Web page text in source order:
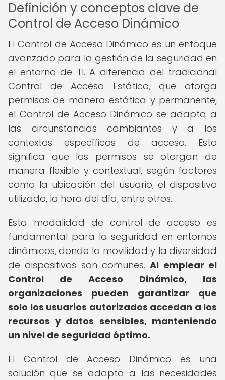
Definición y conceptos clave de
Control de Acceso Dinámico
El Control de Acceso Dinámico es un enfoque
avanzado para la gestión de la seguridad en
el entorno de TI. A diferencia del tradicional
Control de Acceso Estático, que otorga
permisos de manera estática y permanente,
el Control de Acceso Dinámico se adapta a
las circunstancias cambiantes y a los
contextos específicos de acceso. Esto
significa que los permisos se otorgan de
manera flexible y contextual, según factores
como la ubicación del usuario, el dispositivo
utilizado, la hora del día, entre otros.
Esta modalidad de control de acceso es
fundamental para la seguridad en entornos
dinámicos, donde la movilidad y la diversidad
de dispositivos son comunes.Al emplear el
Control de Acceso Dinámico, las
organizaciones pueden garantizar que
solo los usuarios autorizados accedan a los
recursos y datos sensibles, manteniendo
un nivel de seguridad óptimo.
El Control de Acceso Dinámico es una
solución que se adapta a las necesidades